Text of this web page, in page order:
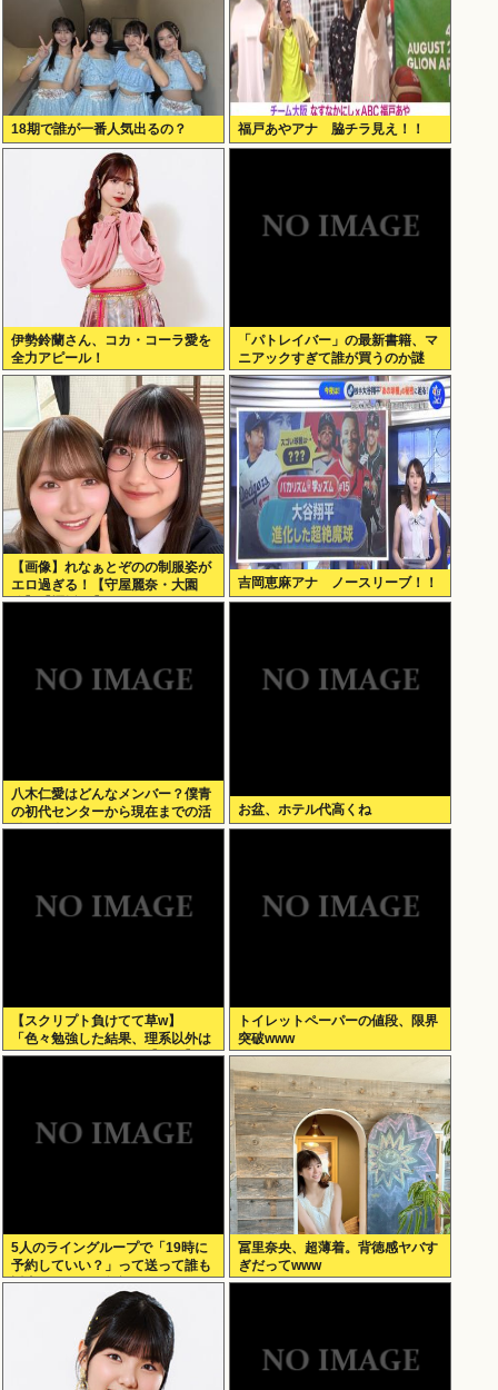
18期で誰が一番人気出るの？ 福戸あやアナ 脇チラ見え！！
伊勢鈴蘭さん、コカ・コーラ愛を
全力アピール！
「パトレイバー」の最新書籍、マ
ニアックすぎて誰が買うのか謎
【画像】れなぁとぞのの制服姿が
エロ過ぎる！【守屋麗奈・大園
玲】【櫻坂46】
吉岡恵麻アナ ノースリーブ！！
八木仁愛はどんなメンバー？僕青
の初代センターから現在までの活
動を紹介
お盆、ホテル代高くね
【スクリプト負けてて草w】
「色々勉強した結果、理系以外は
エラー品だと気付いた【ガチ】」
トイレットペーパーの値段、限界
突破www
5人のライングループで「19時に
予約していい？」って送って誰も
返事しないから無視でいいよね？
冨里奈央、超薄着。背徳感ヤバす
ぎだってwww